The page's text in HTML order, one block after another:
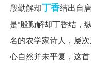
殷勤解却丁香结出自
是“殷勤解却丁香结，
名的农学家诗人，屡
心自然并未平复，这首